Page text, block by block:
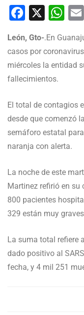
Facebook
X
León, Gto-.En
casos por
miércoles la entidad
fallecimientos.
El total de contagios
desde que comenzó
semáforo estatal
naranja con alerta.
La noche de este
Martinez refirió en su
800 pacientes
329 están muy
La suma total refiere
dado positivo al
fecha, y 4 mil 251